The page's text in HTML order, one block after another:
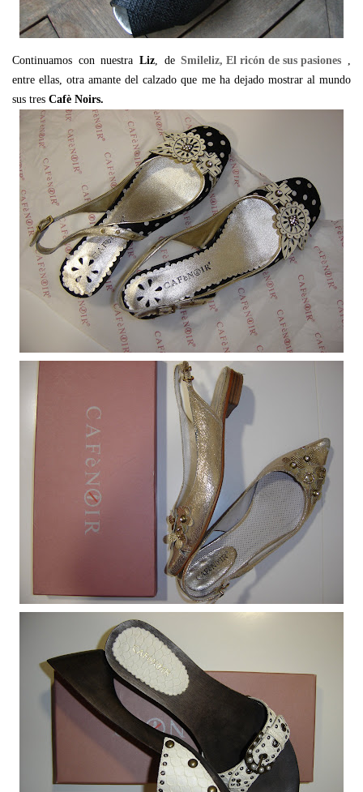
Continuamos con nuestra Liz , deSmileliz, El ricón de sus pasiones
entre ellas, otra amante del calzado que me ha dejado mostrar al mundo
sus tres Cafè Noirs.